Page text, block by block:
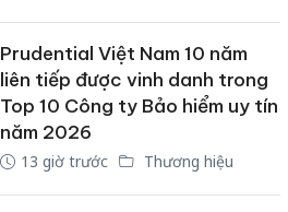
Prudential Việt Nam 10 năm
liên tiếp được vinh danh trong
Top 10 Công ty Bảo hiểm uy tín
năm 2026
13 giờ trước Thương hiệu